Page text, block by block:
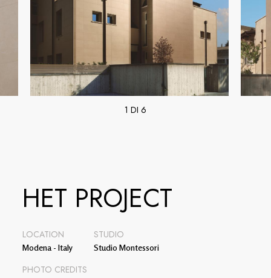
1 DI 6
HET PROJECT
LOCATION
Modena - Italy
STUDIO
Studio Montessori
PHOTO CREDITS